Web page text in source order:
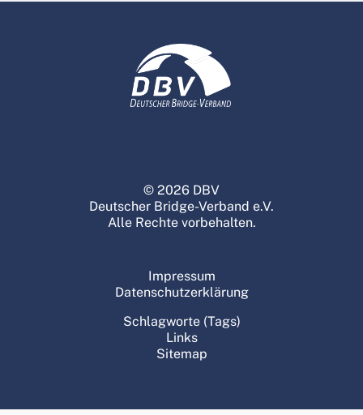
© 2026 DBV
Deutscher Bridge-Verband e.V.
Alle Rechte vorbehalten.
Impressum
Datenschutzerklärung
Schlagworte (Tags)
Links
Sitemap